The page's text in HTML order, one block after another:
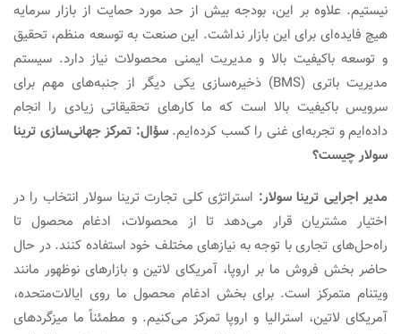
نیستیم. علاوه بر این، بودجه بیش از حد مورد حمایت از بازار سرمایه
هیچ فایده‌ای برای این بازار نداشت. این صنعت به توسعه منظم، تحقیق
و توسعه باکیفیت بالا و مدیریت ایمنی محصولات نیاز دارد. سیستم
مدیریت باتری (BMS) ذخیره‌سازی یکی دیگر از جنبه‌های مهم برای
سرویس باکیفیت بالا است که ما کارهای تحقیقاتی زیادی را انجام
داده‌ایم و تجربه‌ای غنی را کسب کرده‌ایم.سؤال: تمرکز جهانی‌سازیترینا
سولار چیست؟
مدیر اجرایی ترینا سولار:استراتژی کلی تجارت ترینا سولار انتخاب را در
اختیار مشتریان قرار می‌دهد تا از محصولات، ادغام محصول تا
راه‌حل‌های تجاری با توجه به نیازهای مختلف خود استفاده کنند. در حال
حاضر بخش فروش ما بر اروپا، آمریکای لاتین و بازارهای نوظهور مانند
ویتنام متمرکز است. برای بخش ادغام محصول ما روی ایالات‌متحده،
آمریکای لاتین، استرالیا و اروپا تمرکز می‌کنیم. و مطمئناً ما میزگردهای